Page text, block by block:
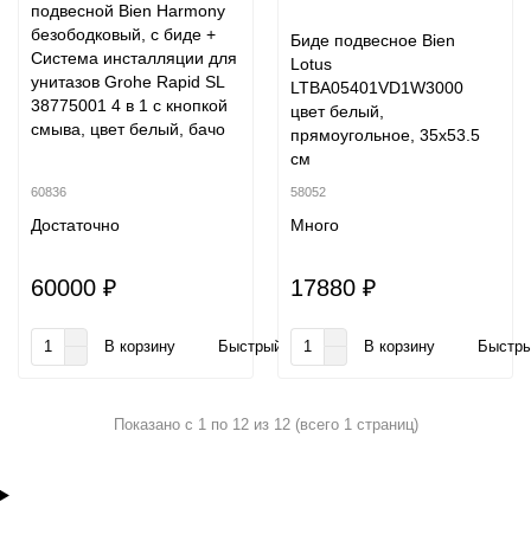
подвесной Bien Harmony
безободковый, с биде +
Система инсталляции для
унитазов Grohe Rapid SL
38775001 4 в 1 с кнопкой
смыва, цвет белый, бачо
60836
Достаточно
60000 ₽
В корзину Быстрый заказ
Биде подвесное Bien
Lotus
LTBA05401VD1W3000
цвет белый,
прямоугольное, 35x53.5
см
58052
Много
17880 ₽
В корзину
Показано с 1 по 12 из 12 (всего 1 страниц)